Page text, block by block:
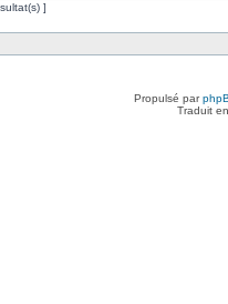
]
Propulsé par
Traduit